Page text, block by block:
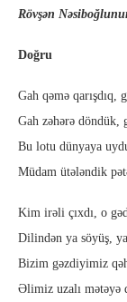
Rövşən
Doğru
Gah qəmə qarışdıq,
Gah zəhərə döndük,
Bu lotu dünyaya
Müdam ütələndik
Kim irəli çıxdı, o
Dilindən ya söyüş, ya
Bizim gəzdiyimiz
Əlimiz uzalı mətəyə